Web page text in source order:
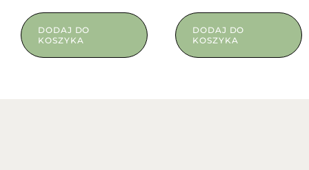
DODAJ DO
KOSZYKA
DODAJ DO
KOSZYKA